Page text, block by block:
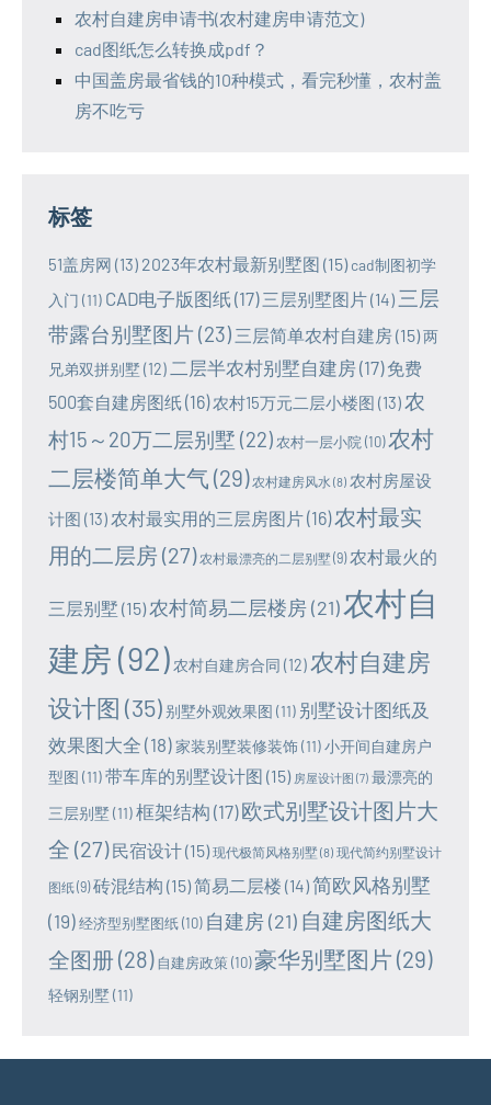
农村自建房申请书(农村建房申请范文)
cad图纸怎么转换成pdf？
中国盖房最省钱的10种模式，看完秒懂，农村盖
房不吃亏
标签
51盖房网 (13) 2023年农村最新别墅图 (15) cad制图初学
入门 (11) CAD电子版图纸 (17) 三层别墅图片(14) 三层
带露台别墅图片 (23) 三层简单农村自建房(15)两
兄弟双拼别墅 (12) 二层半农村别墅自建房(17) 免费
500套自建房图纸(16) 农村15万元二层小楼图 (13)农
村15～20万二层别墅 (22) 农村一层小院 (10) 农村
二层楼简单大气 (29) 农村建房风水 (8) 农村房屋设
计图 (13) 农村最实用的三层房图片(16)农村最实
用的二层房 (27) 农村最漂亮的二层别墅(9) 农村最火的
三层别墅 (15)农村简易二层楼房(21)农村自
建房 (92) 农村自建房合同 (12) 农村自建房
设计图 (35) 别墅外观效果图 (11) 别墅设计图纸及
效果图大全 (18)家装别墅装修装饰(11)小开间自建房户
型图 (11)带车库的别墅设计图 (15) 房屋设计图 (7) 最漂亮的
三层别墅 (11)框架结构 (17) 欧式别墅设计图片大
全 (27) 民宿设计(15) 现代极简风格别墅(8) 现代简约别墅设计
图纸(9) 砖混结构 (15)简易二层楼 (14)简欧风格别墅
(19)经济型别墅图纸(10) 自建房(21) 自建房图纸大
全图册 (28) 自建房政策(10)豪华别墅图片 (29)
轻钢别墅 (11)